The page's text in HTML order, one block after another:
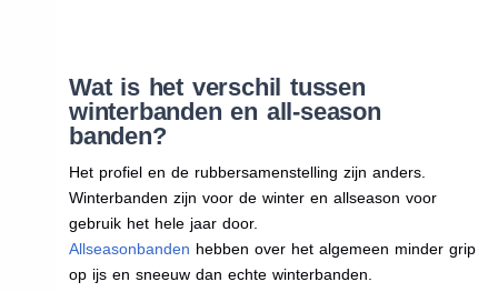
Wat is het verschil tussen
winterbanden en all-season
banden?
Het profiel en de rubbersamenstelling zijn anders.
Winterbanden zijn voor de winter en allseason voor
gebruik het hele jaar door.
Allseasonbanden hebben over het algemeen minder grip
op ijs en sneeuw dan echte winterbanden.